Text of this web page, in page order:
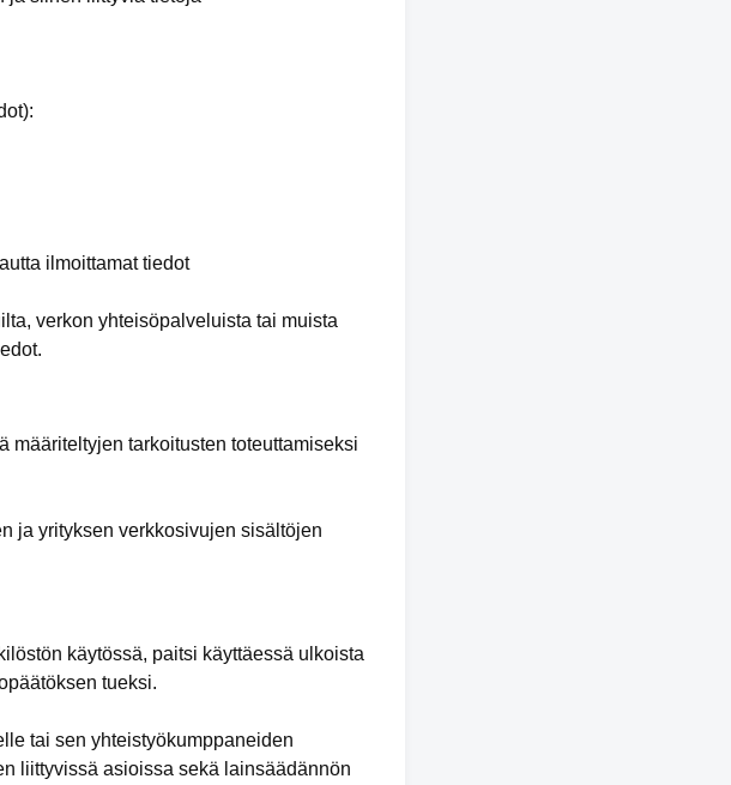
ilmoittamat tiedot
verkon yhteisöpalveluista tai muista
määriteltyjen tarkoitusten toteuttamiseksi
ja yrityksen verkkosivujen sisältöjen
käytössä, paitsi käyttäessä ulkoista
tueksi.
tai sen yhteistyökumppaneiden
liittyvissä asioissa sekä lainsäädännön